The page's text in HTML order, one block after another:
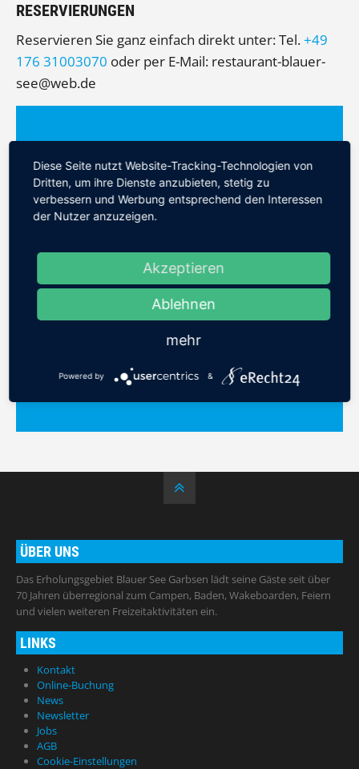
RESERVIERUNGEN
Reservieren Sie ganz einfach direkt unter: Tel.+49
176 31003070 oder per E-Mail: restaurant-blauer-
see@web.de
ÖFFNUNGSZEITEN
Saison 2025
Sonntag - Donnerstag 9-11 Uhr & 17-21 Uhr
Freitag und Samstag 9-11 Uhr & 15-22 Uhr
Öffnungszeiten
ÜBER UNS
Das Erholungsgebiet Blauer See Garbsen lädt seine Gäste seit über
70 Jahren überregional zum Campen, Baden, Wakeboarden, Feiern
und vielen weiteren Freizeitaktivitäten ein.
LINKS
Kontakt
Online-Buchung
News
Newsletter
Jobs
AGB
Cookie-Einstellungen
Diese Seite nutzt Website-Tracking-Technologien von
Dritten, um ihre Dienste anzubieten, stetig zu
verbessern und Werbung entsprechend den Interessen
der Nutzer anzuzeigen.
Akzeptieren
Ablehnen
mehr
Powered by &